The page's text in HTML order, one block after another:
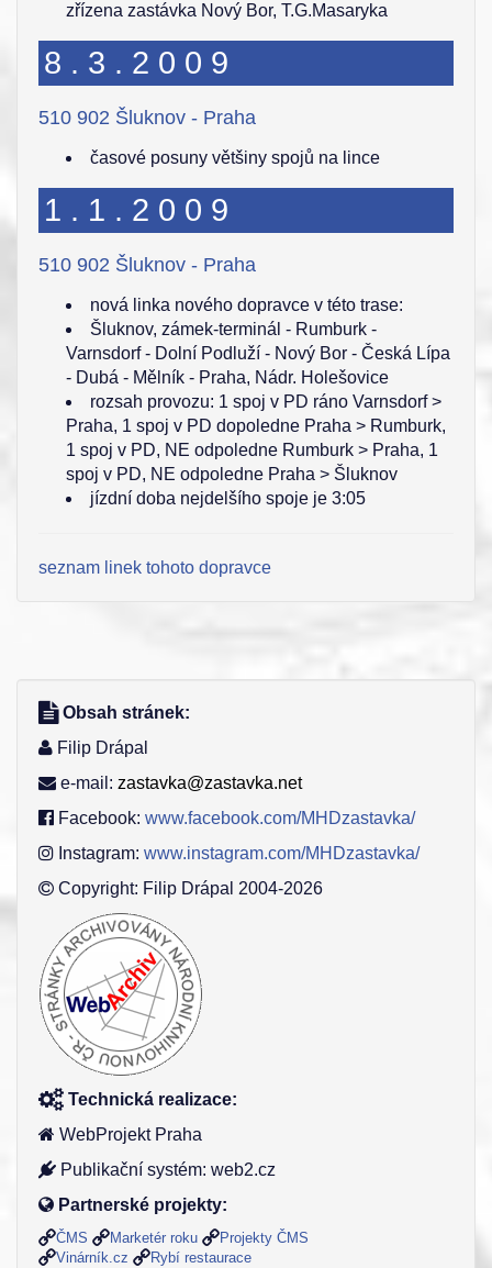
zřízena zastávka Nový Bor, T.G.Masaryka
8.3.2009
510 902 Šluknov - Praha
časové posuny většiny spojů na lince
1.1.2009
510 902 Šluknov - Praha
nová linka nového dopravce v této trase:
Šluknov, zámek-terminál - Rumburk -
Varnsdorf - Dolní Podluží - Nový Bor - Česká Lípa
- Dubá - Mělník - Praha, Nádr. Holešovice
rozsah provozu: 1 spoj v PD ráno Varnsdorf >
Praha, 1 spoj v PD dopoledne Praha > Rumburk,
1 spoj v PD, NE odpoledne Rumburk > Praha, 1
spoj v PD, NE odpoledne Praha > Šluknov
jízdní doba nejdelšího spoje je 3:05
seznam linek tohoto dopravce
Obsah stránek:
Filip Drápal
e-mail: zastavka@zastavka.net
Facebook: www.facebook.com/MHDzastavka/
Instagram: www.instagram.com/MHDzastavka/
Copyright: Filip Drápal 2004-2026
Technická realizace:
WebProjekt Praha
Publikační systém: web2.cz
Partnerské projekty:
ČMS Marketér roku
Projekty ČMS
Vinárník.cz
Rybí restaurace